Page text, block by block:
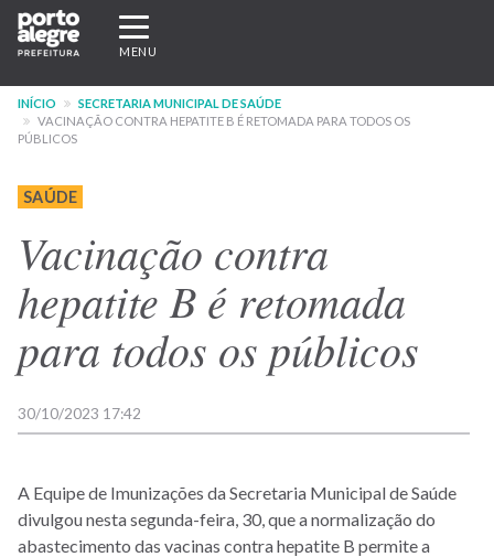
Pular
para
conteúdo
principal
Expandir/recolher
navegação
MENU
INÍCIO
SECRETARIA MUNICIPAL DE SAÚDE
VACINAÇÃO CONTRA HEPATITE B É RETOMADA PARA TODOS OS
PÚBLICOS
SAÚDE
Vacinação contra
hepatite B é retomada
para todos os públicos
30/10/2023 17:42
A Equipe de Imunizações da Secretaria Municipal de Saúde
divulgou nesta segunda-feira, 30, que a normalização do
abastecimento das vacinas contra hepatite B permite a